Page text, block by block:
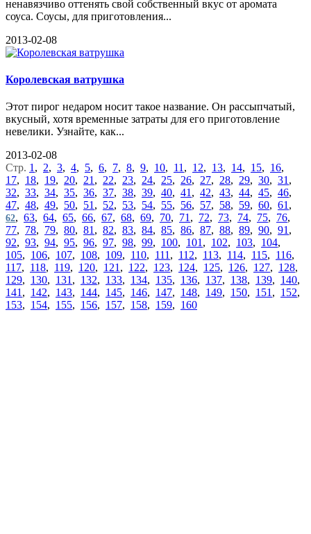
ненавязчиво оттенять свой собственный вкус от аромата
соуса. Соусы, для приготовления...
2013-02-08
Королевская ватрушка
Этот пирог недаром носит такое название. Он рассыпчатый,
вкусный, хотя временные затраты для его приготовление
невелики. Узнайте, как...
2013-02-08
Стр. 1 , 2, 3, 4, 5, 6, 7, 8, 9, 10, 11 , 12, 13, 14, 15, 16,
17, 18, 19, 20, 21 , 22, 23, 24, 25, 26, 27, 28, 29, 30, 31 ,
32, 33, 34, 35, 36, 37, 38, 39, 40, 41 , 42, 43, 44, 45, 46,
47, 48, 49, 50, 51 , 52, 53, 54, 55, 56, 57, 58, 59, 60, 61 ,
62, 63, 64, 65, 66, 67, 68, 69, 70, 71 , 72, 73, 74, 75, 76,
77, 78, 79, 80, 81 , 82, 83, 84, 85, 86, 87, 88, 89, 90, 91 ,
92, 93, 94, 95, 96, 97, 98, 99, 100, 101 , 102, 103, 104,
105, 106, 107, 108, 109, 110, 111 , 112, 113, 114, 115, 116,
117, 118, 119, 120, 121 , 122, 123, 124, 125, 126, 127, 128,
129, 130, 131 , 132, 133, 134, 135, 136, 137, 138, 139, 140,
141 , 142, 143, 144, 145, 146, 147, 148, 149, 150, 151 , 152,
153, 154, 155, 156, 157, 158, 159, 160